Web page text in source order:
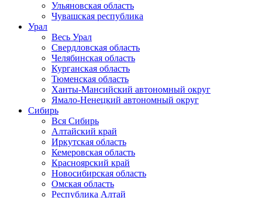
Ульяновская область
Чувашская республика
Урал
Весь Урал
Свердловская область
Челябинская область
Курганская область
Тюменская область
Ханты-Мансийский автономный округ
Ямало-Ненецкий автономный округ
Сибирь
Вся Сибирь
Алтайский край
Иркутская область
Кемеровская область
Красноярский край
Новосибирская область
Омская область
Республика Алтай